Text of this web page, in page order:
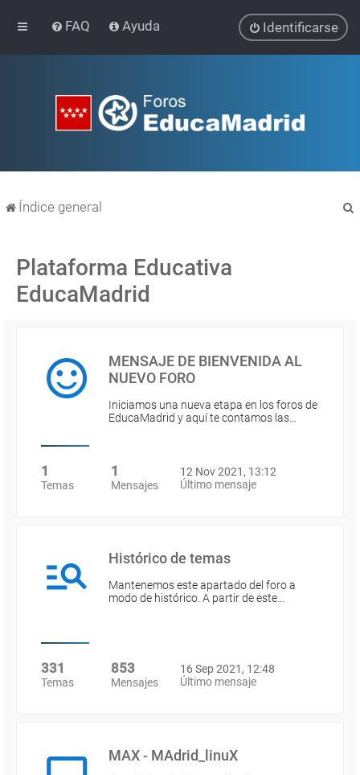
FAQ Ayuda Identificarse
Índice general
Plataforma Educativa
EducaMadrid
MENSAJE DE BIENVENIDA AL
NUEVO FORO
Iniciamos una nueva etapa en los foros de
EducaMadrid y aquí te contamos las…
1
Temas
1
Mensajes
12 Nov 2021, 13:12
Último mensaje
Histórico de temas
Mantenemos este apartado del foro a
modo de histórico. A partir de este…
331
Temas
853
Mensajes
16 Sep 2021, 12:48
Último mensaje
MAX - MAdrid_linuX